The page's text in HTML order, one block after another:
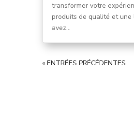
transformer votre
produits de qualité et une
avez...
« ENTRÉES PRÉCÉDENTES